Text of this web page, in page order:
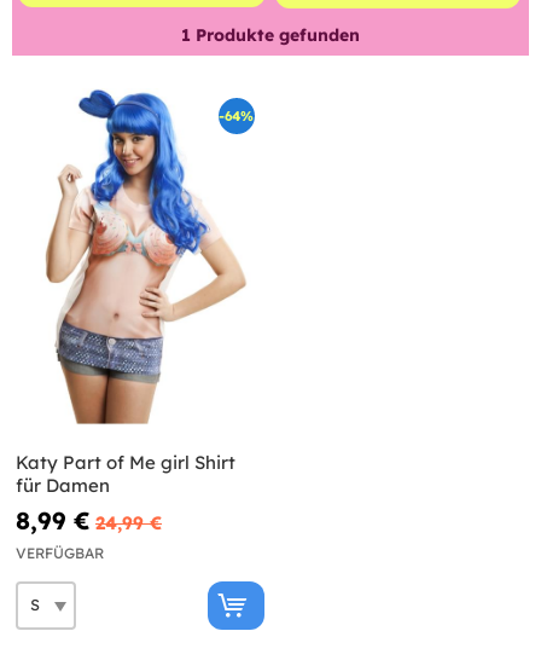
1 Produkte gefunden
-64%
Katy Part of Me girl Shirt
für Damen
8,99 € 24,99 €
VERFÜGBAR